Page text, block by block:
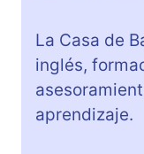
La Casa de
inglés,
aprendizaje.